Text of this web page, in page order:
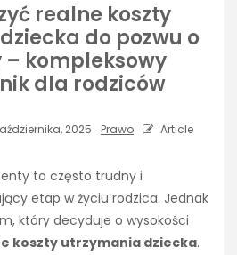
realne koszty
do pozwu o
kompleksowy
dla rodziców
2025 Prawo Article
to często trudny i
etap w życiu rodzica. Jednak
który decyduje o wysokości
koszty utrzymania dziecka.